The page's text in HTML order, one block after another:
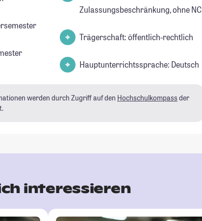
Zulassungsbeschränkung, ohne NC
Trägerschaft: öffentlich-rechtlich
Hauptunterrichtssprache: Deutsch
werden durch Zugriff auf den Hochschulkompass der
interessieren